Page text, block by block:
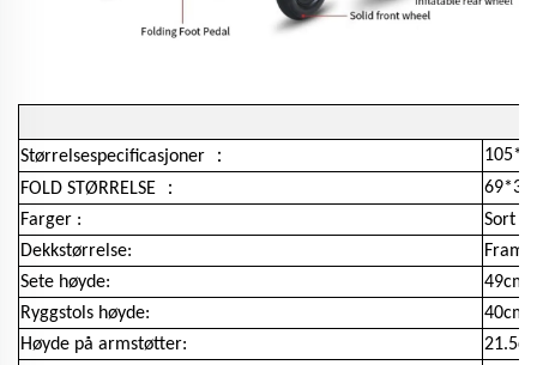
Størrelsespecificasjoner ：
FOLD STØRRELSE
：
Farger :
Sort
Dekkstørrelse:
Sete høyde:
49cm
Ryggstols høyde:
40cm
Høyde på armstøtter: